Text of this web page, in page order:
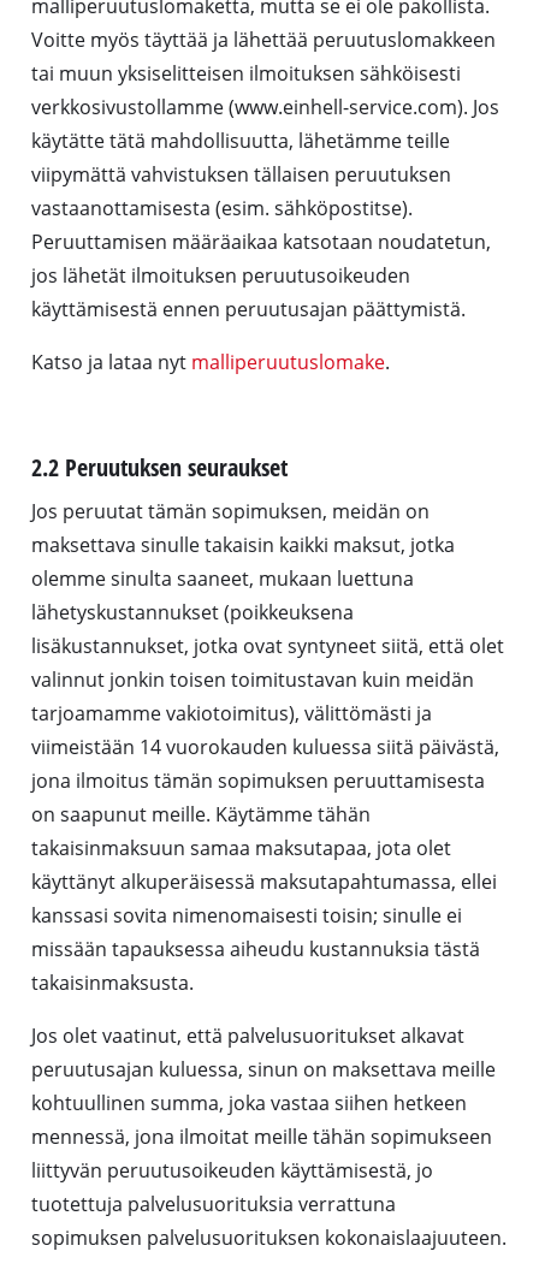
malliperuutuslomaketta, mutta se ei ole pakollista.
Voitte myös täyttää ja lähettää peruutuslomakkeen
tai muun yksiselitteisen ilmoituksen sähköisesti
verkkosivustollamme (www.einhell-service.com). Jos
käytätte tätä mahdollisuutta, lähetämme teille
viipymättä vahvistuksen tällaisen peruutuksen
vastaanottamisesta (esim. sähköpostitse).
Peruuttamisen määräaikaa katsotaan noudatetun,
jos lähetät ilmoituksen peruutusoikeuden
käyttämisestä ennen peruutusajan päättymistä.
Katso ja lataa nyt malliperuutuslomake.
2.2 Peruutuksen seuraukset
Jos peruutat tämän sopimuksen, meidän on
maksettava sinulle takaisin kaikki maksut, jotka
olemme sinulta saaneet, mukaan luettuna
lähetyskustannukset (poikkeuksena
lisäkustannukset, jotka ovat syntyneet siitä, että olet
valinnut jonkin toisen toimitustavan kuin meidän
tarjoamamme vakiotoimitus), välittömästi ja
viimeistään 14 vuorokauden kuluessa siitä päivästä,
jona ilmoitus tämän sopimuksen peruuttamisesta
on saapunut meille. Käytämme tähän
takaisinmaksuun samaa maksutapaa, jota olet
käyttänyt alkuperäisessä maksutapahtumassa, ellei
kanssasi sovita nimenomaisesti toisin; sinulle ei
missään tapauksessa aiheudu kustannuksia tästä
takaisinmaksusta.
Jos olet vaatinut, että palvelusuoritukset alkavat
peruutusajan kuluessa, sinun on maksettava meille
kohtuullinen summa, joka vastaa siihen hetkeen
mennessä, jona ilmoitat meille tähän sopimukseen
liittyvän peruutusoikeuden käyttämisestä, jo
tuotettuja palvelusuorituksia verrattuna
sopimuksen palvelusuorituksen kokonaislaajuuteen.